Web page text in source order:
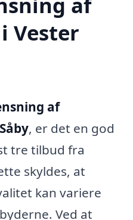
Vester
af
, er det en god
tre tilbud fra
skyldes, at
kan variere
Ved at